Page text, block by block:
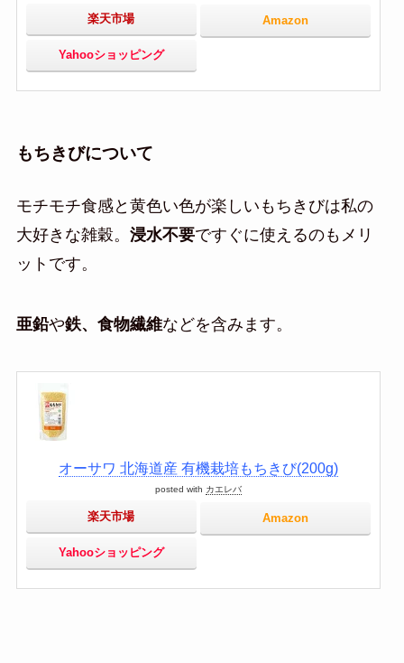
楽天市場 Amazon
Yahooショッピング
もちきびについて
モチモチ食感と黄色い色が楽しいもちきびは私の
大好きな雑穀。 浸水不要ですぐに使えるのもメリ
ットです。
亜鉛や鉄、食物繊維などを含みます。
オーサワ 北海道産 有機栽培もちきび(200g)
posted with カエレバ
楽天市場 Amazon
Yahooショッピング